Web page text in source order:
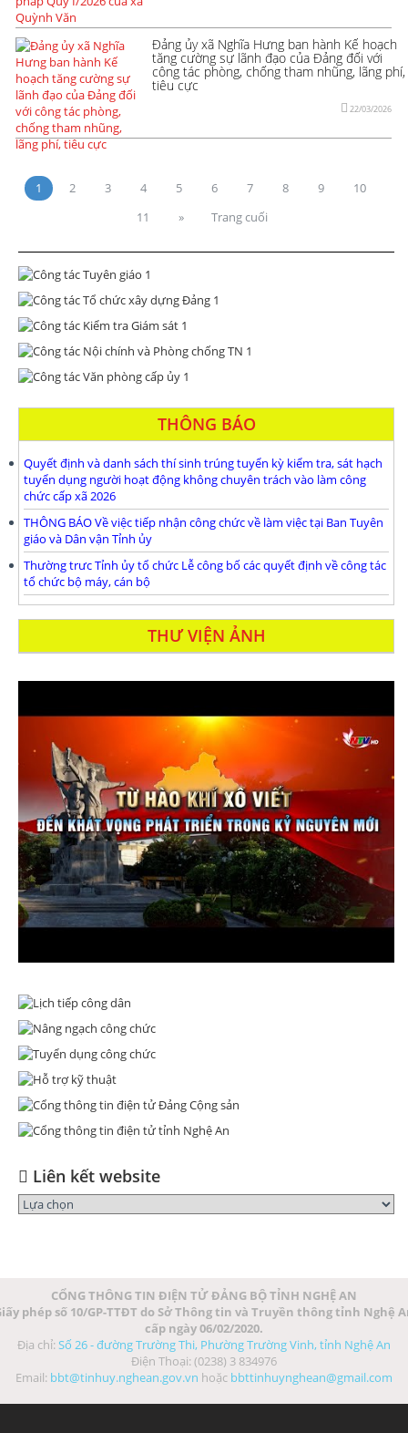
Đảng ủy xã Nghĩa Hưng ban hành Kế hoạch
tăng cường sự lãnh đạo của Đảng đối với
công tác phòng, chống tham nhũng, lãng phí,
tiêu cực
22/03/2026
1 2 3 4 5 6 7 8 9
10
11
» Trang cuối
THÔNG BÁO
Quyết định và danh sách thí sinh trúng tuyển kỳ kiểm tra, sát hạch
tuyển dụng người hoạt động không chuyên trách vào làm công
chức cấp xã 2026
THÔNG BÁO Về việc tiếp nhận công chức về làm việc tại Ban Tuyên
giáo và Dân vận Tỉnh ủy
Thường trưc Tỉnh ủy tổ chức Lễ công bố các quyết định về công tác
tổ chức bộ máy, cán bộ
THƯ VIỆN ẢNH
Liên kết website
CỔNG THÔNG TIN ĐIỆN TỬ ĐẢNG BỘ TỈNH NGHỆ AN
phép số 10/GP-TTĐT do Sở Thông tin và Truyền thông tỉnh Nghệ
cấp ngày 06/02/2020.
Địa chỉ: Số 26 - đường Trường Thi, Phường Trường Vinh, tỉnh Nghệ An
Điện Thoại: (0238) 3 834976
Email: bbt@tinhuy.nghean.gov.vn hoặc bbttinhuynghean@gmail.com